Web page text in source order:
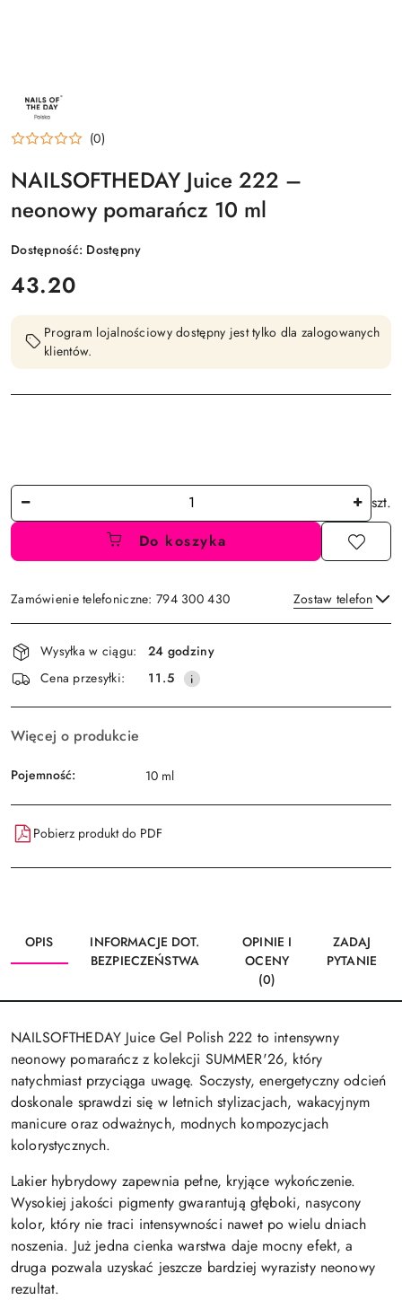
NAZWA
PRODUCENTA:
NAILSOFTHEDAY
(0)
NAILSOFTHEDAY Juice 222 –
neonowy pomarańcz 10 ml
Dostępność: Dostępny
cena:
43.20
Program lojalnościowy dostępny jest tylko dla zalogowanych
klientów.
Ilość
szt.
Do koszyka
Zamówienie telefoniczne: 794 300 430 Zostaw telefon
Wyślij
Dostępność
i
dostawa
Wysyłka w ciągu:
24 godziny
Cena przesyłki:
11.5
Więcej o produkcie
Pojemność: 10 ml
Pobierz produkt do PDF
OPIS
INFORMACJE DOT.
BEZPIECZEŃSTWA
OPINIE I
OCENY
(0)
ZADAJ
PYTANIE
NAILSOFTHEDAY Juice Gel Polish 222 to intensywny
neonowy pomarańcz z kolekcji SUMMER'26, który
natychmiast przyciąga uwagę. Soczysty, energetyczny odcień
doskonale sprawdzi się w letnich stylizacjach, wakacyjnym
manicure oraz odważnych, modnych kompozycjach
kolorystycznych.
Lakier hybrydowy zapewnia pełne, kryjące wykończenie.
Wysokiej jakości pigmenty gwarantują głęboki, nasycony
kolor, który nie traci intensywności nawet po wielu dniach
noszenia. Już jedna cienka warstwa daje mocny efekt, a
druga pozwala uzyskać jeszcze bardziej wyrazisty neonowy
rezultat.